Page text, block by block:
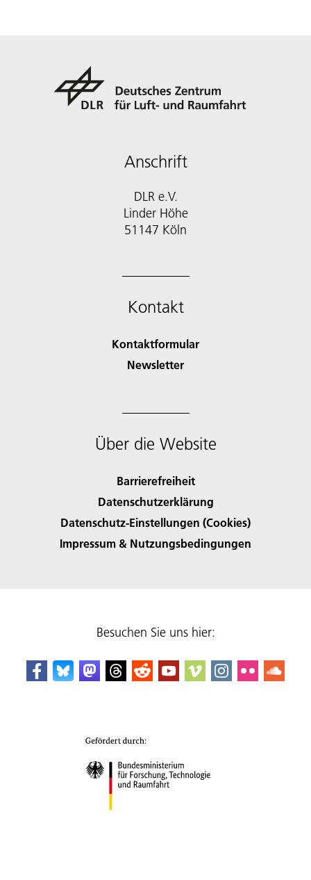
Anschrift
DLR e.V.
Linder Höhe
51147 Köln
Kontakt
Kontaktformular
Newsletter
Über die Website
Barrierefreiheit
Datenschutzerklärung
Datenschutz-Einstellungen (Cookies)
Impressum & Nutzungsbedingungen
Besuchen Sie uns hier: